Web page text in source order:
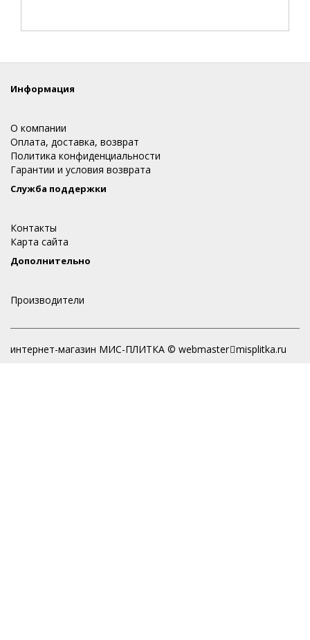
Информация
О компании
Оплата, доставка, возврат
Политика конфиденциальности
Гарантии и условия возврата
Служба поддержки
Контакты
Карта сайта
Дополнительно
Производители
интернет-магазин МИС-ПЛИТКА © webmaster misplitka.ru